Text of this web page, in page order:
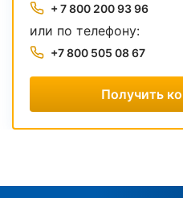
+ 7 800 200 93 96
или по телефону:
+7 800 505 08 67
Получить